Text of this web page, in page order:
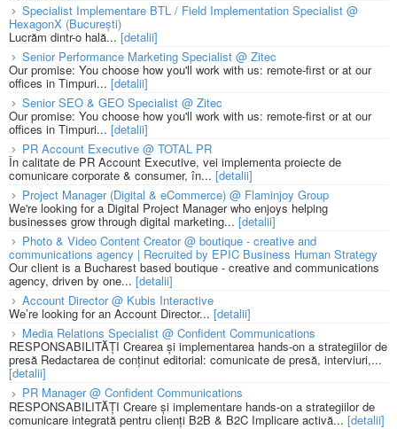
Specialist Implementare BTL / Field Implementation Specialist @
HexagonX (București)
Lucrăm dintr-o hală...[detalii]
Senior Performance Marketing Specialist @ Zitec
Our promise: You choose how you'll work with us: remote-first or at our
offices in Timpuri... [detalii]
Senior SEO & GEO Specialist @ Zitec
Our promise: You choose how you'll work with us: remote-first or at our
offices in Timpuri... [detalii]
PR Account Executive @ TOTAL PR
În calitate de PR Account Executive, vei implementa proiecte de
comunicare corporate & consumer, în... [detalii]
Project Manager (Digital & eCommerce) @ Flaminjoy Group
We're looking for a Digital Project Manager who enjoys helping
businesses grow through digital marketing... [detalii]
Photo & Video Content Creator @ boutique - creative and
communications agency | Recruited by EPIC Business Human Strategy
Our client is a Bucharest based boutique - creative and communications
agency, driven by one... [detalii]
Account Director @ Kubis Interactive
We’re looking for an Account Director... [detalii]
Media Relations Specialist @ Confident Communications
RESPONSABILITĂȚI Crearea și implementarea hands-on a strategiilor de
presă Redactarea de conținut editorial: comunicate de presă, interviuri,...
[detalii]
PR Manager @ Confident Communications
RESPONSABILITĂȚI Creare și implementare hands-on a strategiilor de
comunicare integrată pentru clienți B2B & B2C Implicare activă... [detalii]